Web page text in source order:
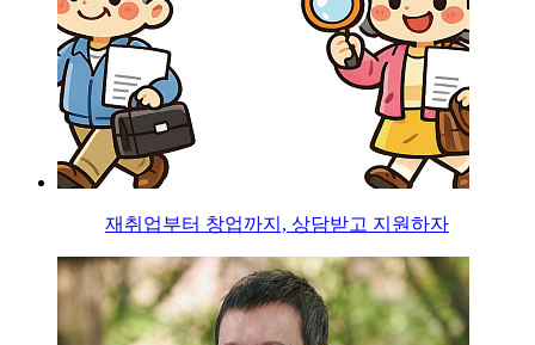
재취업부터 창업까지, 상담받고 지원하자